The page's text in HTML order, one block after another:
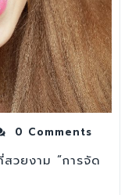
0 Comments
วยงาม “การจัด